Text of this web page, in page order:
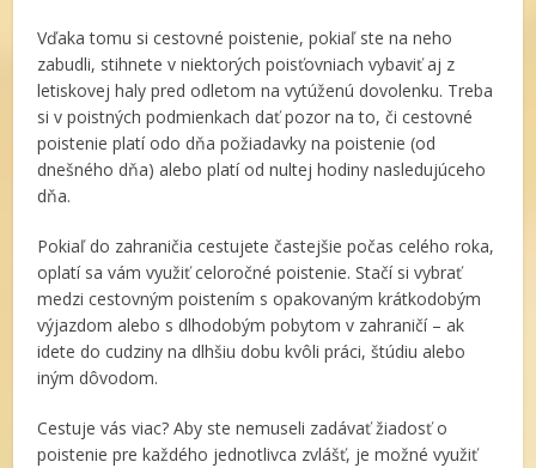
Vďaka tomu si cestovné poistenie, pokiaľ ste na neho
zabudli, stihnete v niektorých poisťovniach vybaviť aj z
letiskovej haly pred odletom na vytúženú dovolenku. Treba
si v poistných podmienkach dať pozor na to, či cestovné
poistenie platí odo dňa požiadavky na poistenie (od
dnešného dňa) alebo platí od nultej hodiny nasledujúceho
dňa.
Pokiaľ do zahraničia cestujete častejšie počas celého roka,
oplatí sa vám využiť celoročné poistenie. Stačí si vybrať
medzi cestovným poistením s opakovaným krátkodobým
výjazdom alebo s dlhodobým pobytom v zahraničí – ak
idete do cudziny na dlhšiu dobu kvôli práci, štúdiu alebo
iným dôvodom.
Cestuje vás viac? Aby ste nemuseli zadávať žiadosť o
poistenie pre každého jednotlivca zvlášť, je možné využiť